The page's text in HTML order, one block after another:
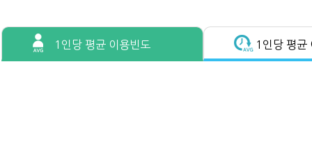
1인당 평균 이용빈도 1인당 평균